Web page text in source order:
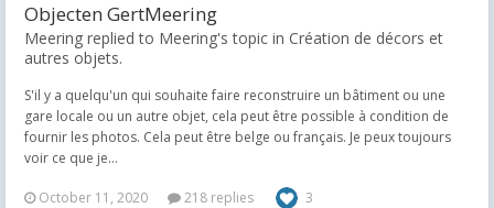
Objecten GertMeering
Meering replied to Meering's topic in Création de décors et
autres objets.
S'il y a quelqu'un qui souhaite faire reconstruire un bâtiment ou une
gare locale ou un autre objet, cela peut être possible à condition de
fournir les photos. Cela peut être belge ou français. Je peux toujours
voir ce que je...
October 11, 2020 218 replies 3